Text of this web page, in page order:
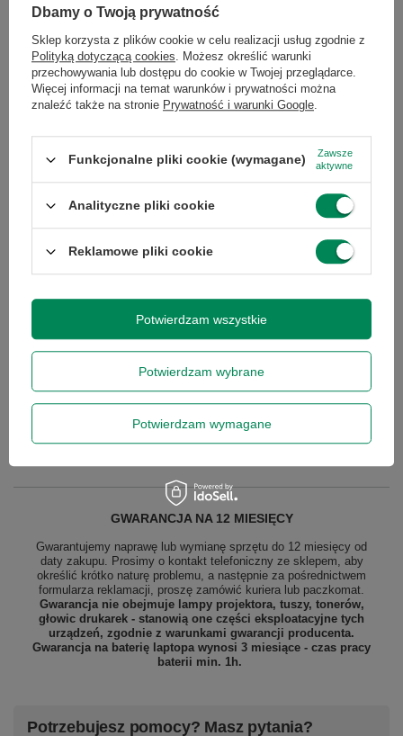
Klasa A
Specyfikacja Skontaktuj się z nami
Stan Używany
Stan
zastępcze
Zasilacz w
Tak
Podmiot odpowiedzialny|Informacje o bezpieczeństwie
GWARANCJA NA 12 MIESIĘCY
Gwarantujemy naprawę lub wymianę sprzętu do 12 miesięcy od
daty zakupu. Prosimy o kontakt telefoniczny ze sklepem, aby
określić krótko naturę problemu, a następnie za pośrednictwem
formularza reklamacji, proszę zamówić kuriera lub paczkomat.
Gwarancja nie obejmuje lampy projektora, tuszy, tonerów,
głowic drukarek - stanowią one części eksploatacyjne tych
urządzeń, zgodnie z warunkami gwarancji producenta.
Gwarancja na baterię laptopa wynosi 3 miesiące - czas pracy
baterii min. 1h.
Potrzebujesz pomocy? Masz pytania?
Dbamy o Twoją prywatność
Sklep korzysta z plików cookie w celu realizacji usług zgodnie z
Polityką dotyczącą cookies. Możesz określić warunki
przechowywania lub dostępu do cookie w Twojej przeglądarce.
Więcej informacji na temat warunków i prywatności można
znaleźć także na stronie Prywatność i warunki Google.
Funkcjonalne pliki cookie (wymagane)
Zawsze
aktywne
Analityczne pliki cookie
Reklamowe pliki cookie
Potwierdzam wybrane
Potwierdzam wymagane
Potwierdzam wszystkie